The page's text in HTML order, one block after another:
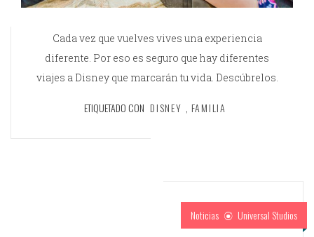
Cada vez que vuelves vives una experiencia
diferente. Por eso es seguro que hay diferentes
viajes a Disney que marcarán tu vida. Descúbrelos.
ETIQUETADO CON DISNEY , FAMILIA
Noticias Universal Studios